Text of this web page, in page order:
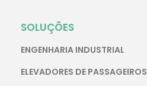
SOLUÇÕES
ENGENHARIA INDUSTRIAL
ELEVADORES DE PASSAGEIROS